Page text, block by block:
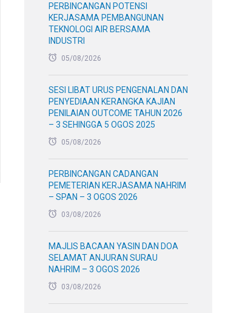
PERBINCANGAN POTENSI
KERJASAMA PEMBANGUNAN
TEKNOLOGI AIR BERSAMA
INDUSTRI
05/08/2026
SESI LIBAT URUS PENGENALAN DAN
PENYEDIAAN KERANGKA KAJIAN
PENILAIAN OUTCOME TAHUN 2026
– 3 SEHINGGA 5 OGOS 2025
05/08/2026
PERBINCANGAN CADANGAN
PEMETERIAN KERJASAMA NAHRIM
– SPAN – 3 OGOS 2026
03/08/2026
MAJLIS BACAAN YASIN DAN DOA
SELAMAT ANJURAN SURAU
NAHRIM – 3 OGOS 2026
03/08/2026